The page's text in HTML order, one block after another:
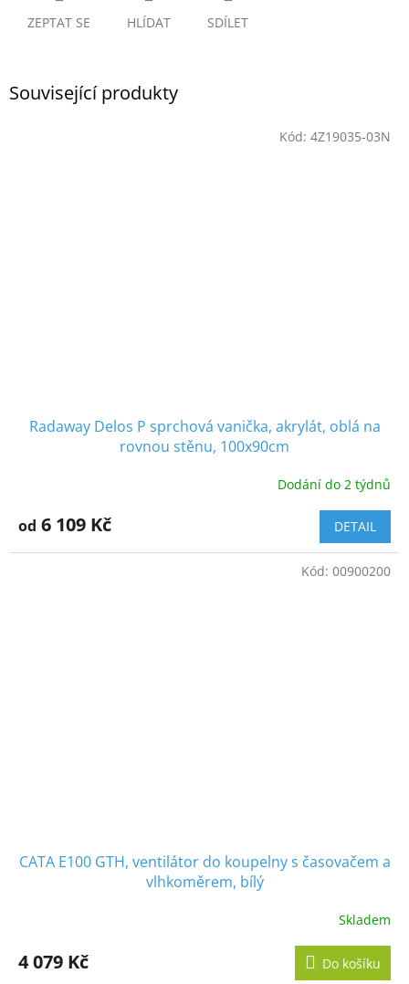
ZEPTAT SE HLÍDAT SDÍLET
Související produkty
Radaway Delos P sprchová vanička, akrylát, oblá na
rovnou stěnu, 100x90cm
Dodání do 2 týdnů
od 6 109 Kč DETAIL
Kód: 4Z19035-03N
CATA E100 GTH, ventilátor do koupelny s časovačem a
vlhkoměrem, bílý
produktu
je
Skladem
4 079 Kč Do košíku
Kód: 00900200